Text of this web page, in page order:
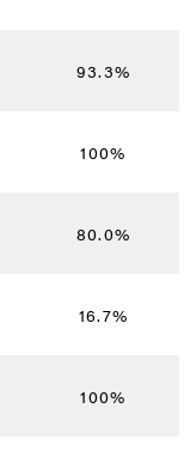
93.3%
100%
80.0%
16.7%
100%